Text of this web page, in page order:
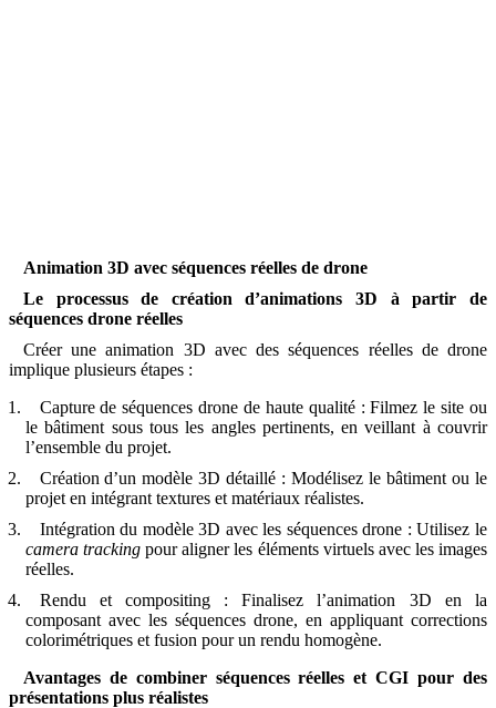
Animation 3D avec séquences réelles de drone
Le processus de création d’animations 3D à partir de
séquences drone réelles
Créer une animation 3D avec des séquences réelles de drone
implique plusieurs étapes :
Capture de séquences drone de haute qualité : Filmez le site ou
le bâtiment sous tous les angles pertinents, en veillant à couvrir
l’ensemble du projet.
Création d’un modèle 3D détaillé : Modélisez le bâtiment ou le
projet en intégrant textures et matériaux réalistes.
Intégration du modèle 3D avec les séquences drone : Utilisez le
camera tracking pour aligner les éléments virtuels avec les images
réelles.
Rendu et compositing : Finalisez l’animation 3D en la
composant avec les séquences drone, en appliquant corrections
colorimétriques et fusion pour un rendu homogène.
Avantages de combiner séquences réelles et CGI pour des
présentations plus réalistes